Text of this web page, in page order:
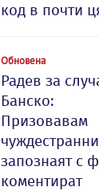
код в почти
Обновена
Радев за
Банско:
Призовавам
запознаят с
коментират